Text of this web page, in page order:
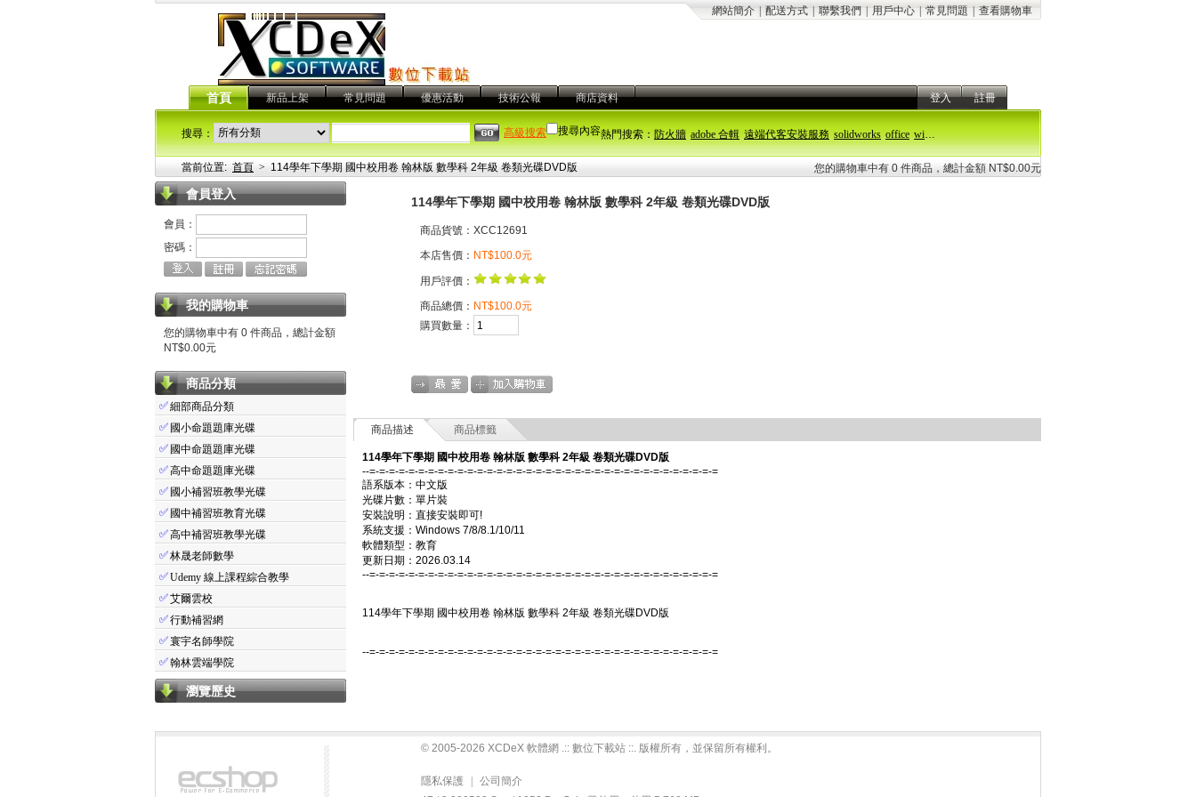
網站簡介 配送方式 聯繫我們 用戶中心 常見問題 查看購物車
首頁 新品上架 常見問題 優惠活動 技術公報 商店資料 登入 註冊
熱門搜索：防火牆 adobe 合輯 遠端代客安裝服務 solidworks office windows 11
搜尋： 搜尋內容
高級搜索
當前位置: 首頁 > 114學年下學期 國中校用卷 翰林版 數學科 2年級 卷類光碟DVD版 您的購物車中有 0 件商品，總計金額 NT$0.00元
會員登入
會員：
密碼：
我的購物車
您的購物車中有 0 件商品，總計金額
NT$0.00元
商品分類
✅細部商品分類
✅ 國小命題題庫光碟
✅ 國中命題題庫光碟
✅高中命題題庫光碟
✅ 國小補習班教學光碟
✅ 國中補習班教育光碟
✅高中補習班教學光碟
✅林晟老師數學
✅Udemy 線上課程綜合教學
✅艾爾雲校
✅行動補習網
✅寰宇名師學院
✅翰林雲端學院
瀏覽歷史
114學年下學期 國中校用卷 翰林版 數學科 2年級 卷類光碟DVD版
商品貨號：XCC12691
本店售價： NT$100.0元
用戶評價：
商品總價： NT$100.0元
購買數量：
商品描述 商品標籤
114學年下學期 國中校用卷 翰林版 數學科 2年級 卷類光碟DVD版
--=-=-=-=-=-=-=-=-=-=-=-=-=-=-=-=-=-=-=-=-=-=-=-=-=-=-=-=-=-=-=-=-=-=-=-=
語系版本：中文版
光碟片數：單片裝
安裝說明：直接安裝即可!
系統支援：Windows 7/8/8.1/10/11
軟體類型：教育
更新日期：2026.03.14
--=-=-=-=-=-=-=-=-=-=-=-=-=-=-=-=-=-=-=-=-=-=-=-=-=-=-=-=-=-=-=-=-=-=-=-=
114學年下學期 國中校用卷 翰林版 數學科 2年級 卷類光碟DVD版
--=-=-=-=-=-=-=-=-=-=-=-=-=-=-=-=-=-=-=-=-=-=-=-=-=-=-=-=-=-=-=-=-=-=-=-=
© 2005-2026 XCDeX 軟體網 .:: 數位下載站 ::. 版權所有，並保留所有權利。
隱私保護
公司簡介